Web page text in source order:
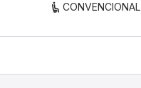
CONVENCIONAL